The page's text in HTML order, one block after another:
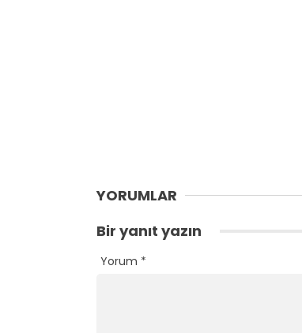
YORUMLAR
Bir yanıt yazın
Yorum *